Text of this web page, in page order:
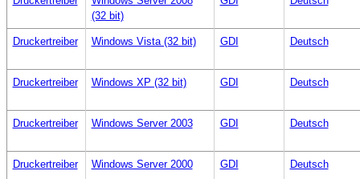
(32 bit)
Druckertreiber Windows Vista (32 bit) GDI Deutsch
Druckertreiber Windows XP (32 bit) GDI Deutsch
Druckertreiber Windows Server 2003 GDI Deutsch
Druckertreiber Windows Server 2000 GDI Deutsch